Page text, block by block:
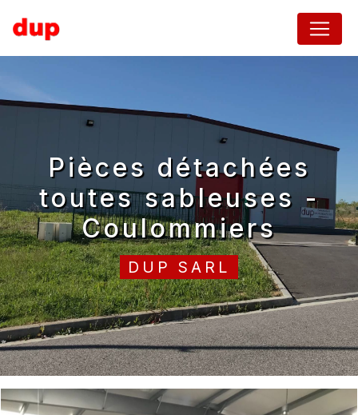
pièces détachées
toutes sableuses -
Coulommiers
DUP SARL